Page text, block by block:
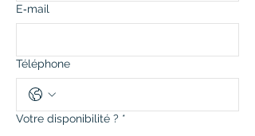
E‑mail
Téléphone
Votre disponibilité ? *